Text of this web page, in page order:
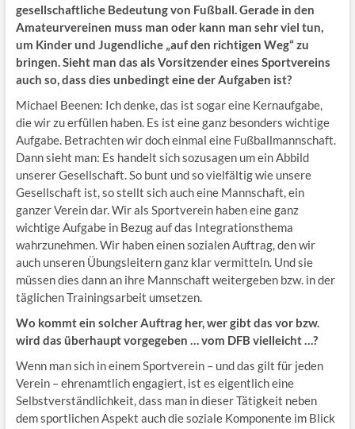
gesellschaftliche Bedeutung von Fußball. Gerade in den
Amateurvereinen muss man oder kann man sehr viel tun,
um Kinder und Jugendliche „auf den richtigen Weg“ zu
bringen. Sieht man das als Vorsitzender eines Sportvereins
auch so, dass dies unbedingt eine der Aufgaben ist?
Michael Beenen: Ich denke, das ist sogar eine Kernaufgabe,
die wir zu erfüllen haben. Es ist eine ganz besonders wichtige
Aufgabe. Betrachten wir doch einmal eine Fußballmannschaft.
Dann sieht man: Es handelt sich sozusagen um ein Abbild
unserer Gesellschaft. So bunt und so vielfältig wie unsere
Gesellschaft ist, so stellt sich auch eine Mannschaft, ein
ganzer Verein dar. Wir als Sportverein haben eine ganz
wichtige Aufgabe in Bezug auf das Integrationsthema
wahrzunehmen. Wir haben einen sozialen Auftrag, den wir
auch unseren Übungsleitern ganz klar vermitteln. Und sie
müssen dies dann an ihre Mannschaft weitergeben bzw. in der
täglichen Trainingsarbeit umsetzen.
Wo kommt ein solcher Auftrag her, wer gibt das vor bzw.
wird das überhaupt vorgegeben … vom DFB vielleicht …?
Wenn man sich in einem Sportverein – und das gilt für jeden
Verein – ehrenamtlich engagiert, ist es eigentlich eine
Selbstverständlichkeit, dass man in dieser Tätigkeit neben
dem sportlichen Aspekt auch die soziale Komponente im Blick